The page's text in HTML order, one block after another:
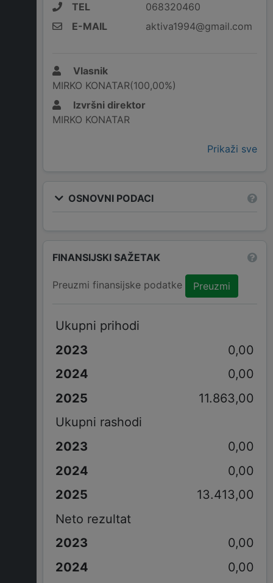
TEL
068320460
E-MAIL
aktiva1994@gmail.com
Vlasnik
MIRKO KONATAR(100,00%)
Izvršni direktor
MIRKO KONATAR
Prikaži sve
OSNOVNI PODACI
FINANSIJSKI SAŽETAK
Preuzmi finansijske podatke Preuzmi
Ukupni prihodi
0,00
0,00
11.863,00
Ukupni rashodi
0,00
0,00
13.413,00
Neto rezultat
0,00
0,00